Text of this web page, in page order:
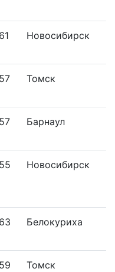
Новосибирск
Томск
Барнаул
Новосибирск
Белокуриха
Томск